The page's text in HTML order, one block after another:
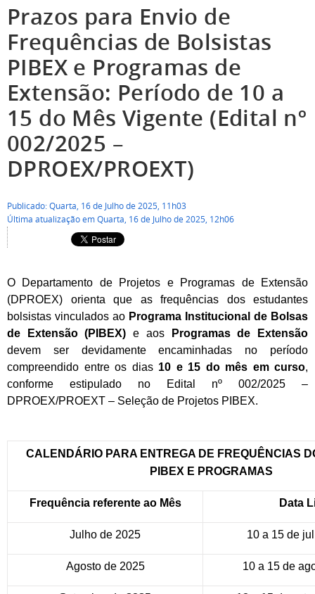
Prazos para Envio de
Frequências de Bolsistas
PIBEX e Programas de
Extensão: Período de 10 a
15 do Mês Vigente (Edital nº
002/2025 –
DPROEX/PROEXT)
Publicado: Quarta, 16 de Julho de 2025, 11h03
Última atualização em Quarta, 16 de Julho de 2025, 12h06
O Departamento de Projetos e Programas de Extensão
(DPROEX) orienta que as frequências dos estudantes
bolsistas vinculados ao Programa Institucional de Bolsas
de Extensão (PIBEX) e aos
Programas de Extensão
devem ser devidamente encaminhadas no período
compreendido entre os dias 10 e 15 do mês em curso,
conforme estipulado no Edital nº 002/2025 –
DPROEX/PROEXT – Seleção de Projetos PIBEX.
CALENDÁRIO PARA ENTREGA DE FREQUÊNCIAS
PIBEX E PROGRAMAS
Frequência referente ao Mês Data
Julho de 2025 10 a 15 de
Agosto de 2025 10 a 15 de